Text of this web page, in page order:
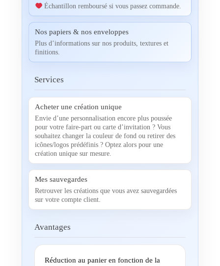
Échantillon remboursé si vous passez commande.
Nos papiers & nos enveloppes
Plus d’informations sur nos produits, textures et
finitions.
Services
Acheter une création unique
Envie d’une personnalisation encore plus poussée
pour votre faire-part ou carte d’invitation ? Vous
souhaitez changer la couleur de fond ou retirer des
icônes/logos prédéfinis ? Optez alors pour une
création unique sur mesure.
Mes sauvegardes
Retrouver les créations que vous avez sauvegardées
sur votre compte client.
Avantages
Réduction au panier en fonction de la